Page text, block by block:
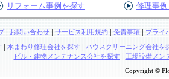
リフォーム事例を探す 修理事
| お問い合わせ| サービス利用規約| 免責事項| プライ
| 水まわり修理会社を探す | ハウスクリーニング会社を
ビル・建物メンテナンス会社を探す| 工場設備メン
Copyright ©